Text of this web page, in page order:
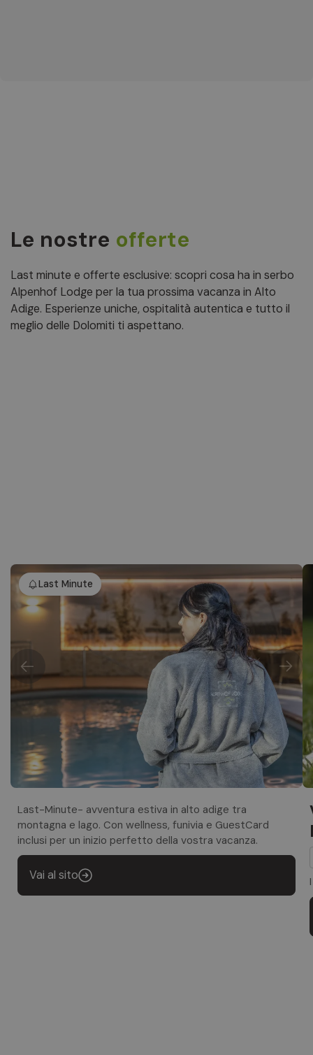
Le nostre offerte
Last minute e offerte esclusive: scopri cosa ha in serbo
Alpenhof Lodge per la tua prossima vacanza in Alto
Adige. Esperienze uniche, ospitalità autentica e tutto il
meglio delle Dolomiti ti aspettano.
Last Minute
Last-Minute- avventura estiva in alto adige tra
montagna e lago. Con wellness, funivia e GuestCard
inclusi per un inizio perfetto della vostra vacanza.
Vai al sito